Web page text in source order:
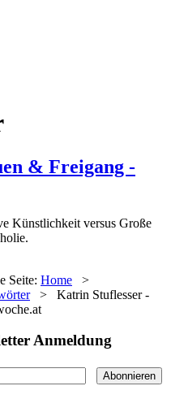
& Freigang -
Künstlichkeit versus Große
Seite: Home
>
> Katrin Stuflesser -
Anmeldung